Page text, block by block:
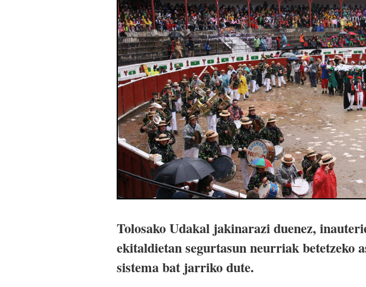
Tolosako Udakal jakinarazi duenez,
ekitaldietan segurtasun neurriak betetzeko
sistema bat jarriko dute.